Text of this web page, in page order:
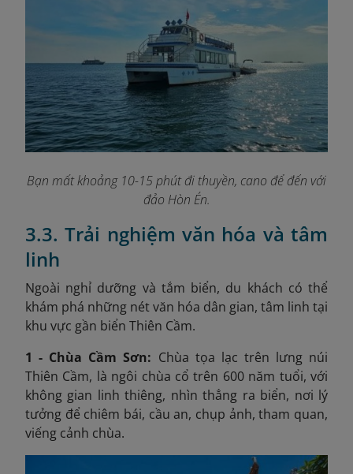
Bạn mất khoảng 10-15 phút đi thuyền, cano để đến với
đảo Hòn Én.
3.3. Trải nghiệm văn hóa và tâm
linh
Ngoài nghỉ dưỡng và tắm biển, du khách có thể
khám phá những nét văn hóa dân gian, tâm linh tại
khu vực gần biển Thiên Cầm.
1 - Chùa Cầm Sơn: Chùa tọa lạc trên lưng núi
Thiên Cầm, là ngôi chùa cổ trên 600 năm tuổi, với
không gian linh thiêng, nhìn thẳng ra biển, nơi lý
tưởng để chiêm bái, cầu an, chụp ảnh, tham quan,
viếng cảnh chùa.